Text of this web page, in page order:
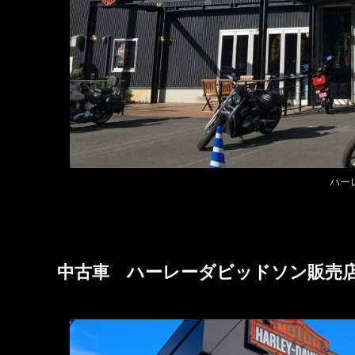
ハー
中古車 ハーレーダビッドソン販売